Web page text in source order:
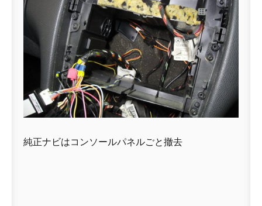
純正ナビはコンソールパネルごと撤去